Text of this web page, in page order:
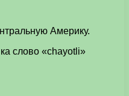
Америку.
слово «chayotli»